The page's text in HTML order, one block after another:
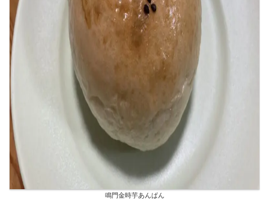
鳴門金時芋あんぱん